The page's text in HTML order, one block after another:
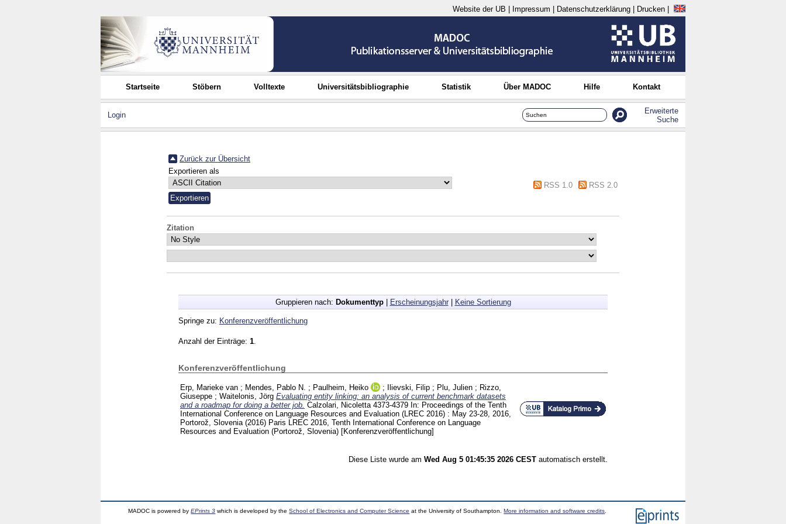
Website der UB Impressum Datenschutzerklärung Drucken
Startseite Stöbern Volltexte Universitätsbibliographie Statistik Über MADOC Hilfe Kontakt
Login
Erweiterte
Suche
Zurück zur Übersicht
Exportieren als
RSS 1.0
RSS 2.0
Zitation
Gruppieren nach: Dokumenttyp| Erscheinungsjahr| Keine Sortierung
Springe zu: Konferenzveröffentlichung
Anzahl der Einträge: 1
Konferenzveröffentlichung
Erp, Marieke van ; Mendes, Pablo N. ; Paulheim, Heiko ; Ilievski, Filip ; Plu, Julien ; Rizzo,
Giuseppe ; Waitelonis, Jörg Evaluating entity linking: an analysis of current benchmark datasets
and a roadmap for doing a better job. Calzolari, Nicoletta 4373-4379 In: Proceedings of the Tenth
International Conference on Language Resources and Evaluation (LREC 2016) : May 23-28, 2016,
Portorož, Slovenia (2016) Paris
LREC 2016, Tenth International Conference on Language
Resources and Evaluation (Portorož, Slovenia) [Konferenzveröffentlichung]
Diese Liste wurde am Wed Aug 5 01:45:35 2026 CEST automatisch erstellt.
MADOC is powered byEPrints 3 which is developed by theSchool of Electronics and Computer Science at the University of Southampton.More information and software credits